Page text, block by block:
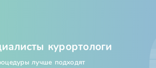
курортологи
лучше подходят